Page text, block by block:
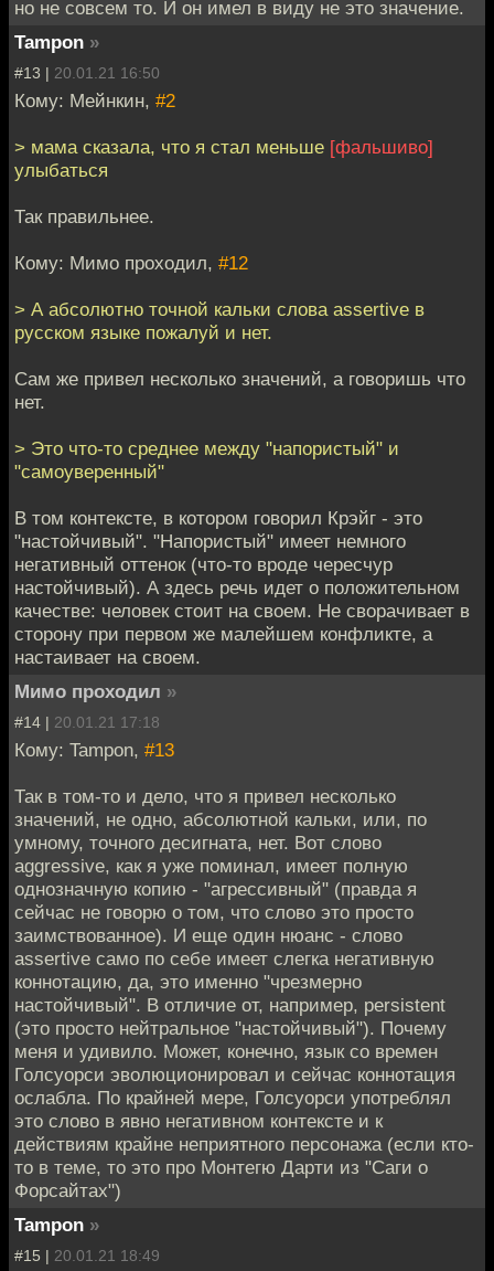
но не совсем то. И он имел в виду не это значение.
Tampon »
#13 | 20.01.21 16:50
Кому: Мейнкин, #2
> мама сказала, что я стал меньше [фальшиво]
улыбаться
Так правильнее.
Кому: Мимо проходил, #12
> А абсолютно точной кальки слова assertive в
русском языке пожалуй и нет.
Сам же привел несколько значений, а говоришь что
нет.
> Это что-то среднее между "напористый" и
"самоуверенный"
В том контексте, в котором говорил Крэйг - это
"настойчивый". "Напористый" имеет немного
негативный оттенок (что-то вроде чересчур
настойчивый). А здесь речь идет о положительном
качестве: человек стоит на своем. Не сворачивает в
сторону при первом же малейшем конфликте, а
настаивает на своем.
Мимо проходил »
#14 | 20.01.21 17:18
Кому: Tampon, #13
Так в том-то и дело, что я привел несколько
значений, не одно, абсолютной кальки, или, по
умному, точного десигната, нет. Вот слово
aggressive, как я уже поминал, имеет полную
однозначную копию - "агрессивный" (правда я
сейчас не говорю о том, что слово это просто
заимствованное). И еще один нюанс - слово
assertive само по себе имеет слегка негативную
коннотацию, да, это именно "чрезмерно
настойчивый". В отличие от, например, persistent
(это просто нейтральное "настойчивый"). Почему
меня и удивило. Может, конечно, язык со времен
Голсуорси эволюционировал и сейчас коннотация
ослабла. По крайней мере, Голсуорси употреблял
это слово в явно негативном контексте и к
действиям крайне неприятного персонажа (если кто-
то в теме, то это про Монтегю Дарти из "Саги о
Форсайтах")
Tampon »
#15 | 20.01.21 18:49